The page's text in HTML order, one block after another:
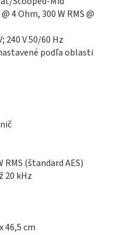
4 Ohm, 300 W RMS @
240 V 50/60 Hz
podľa oblasti
(štandard AES)
20 kHz
46,5 cm